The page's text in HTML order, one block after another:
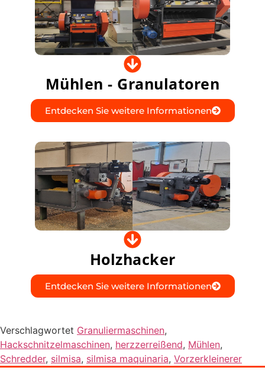
Mühlen - Granulatoren
Entdecken Sie weitere Informationen
Holzhacker
Entdecken Sie weitere Informationen
Verschlagwortet Granuliermaschinen,
Hackschnitzelmaschinen, herzzerreißend, Mühlen,
Schredder, silmisa, silmisa maquinaria, Vorzerkleinerer